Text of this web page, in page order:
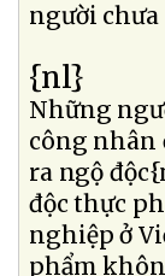
người
{nl}
Những
công nhân
ra ngộ
độc thực
nghiệp ở
phẩm